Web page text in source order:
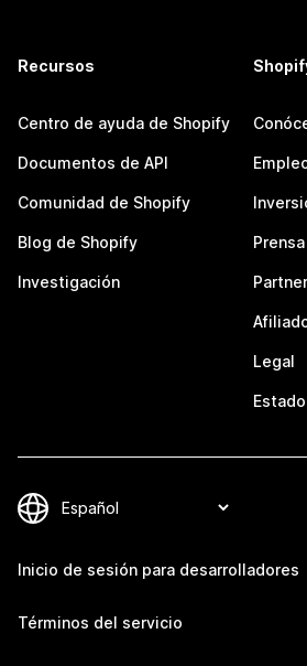
Recursos
Centro de ayuda de Shopify
Documentos de API
Comunidad de Shopify
Blog de Shopify
Investigación
Legal
Inicio de sesión para desarrolladores
Términos del servicio